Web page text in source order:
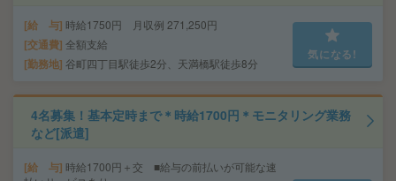
給 与 時給1750円 月収例 271,250円
交通費 全額支給
勤務地 谷町四丁目駅徒歩2分、天満橋駅徒歩8分
気になる!
4名募集！基本定時まで＊時給1700円＊モニタリング業務
など[派遣]
給 与 時給1700円＋交 ■給与の前払いが可能な速